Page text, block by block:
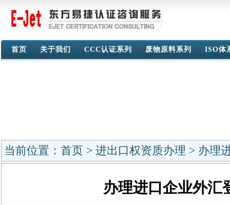
首页 关于我们 CCC认证系列 废物原料系列 ISO体
当前位置： 首页 > 进出口权资质办理 > 办理
办理进口企业外汇